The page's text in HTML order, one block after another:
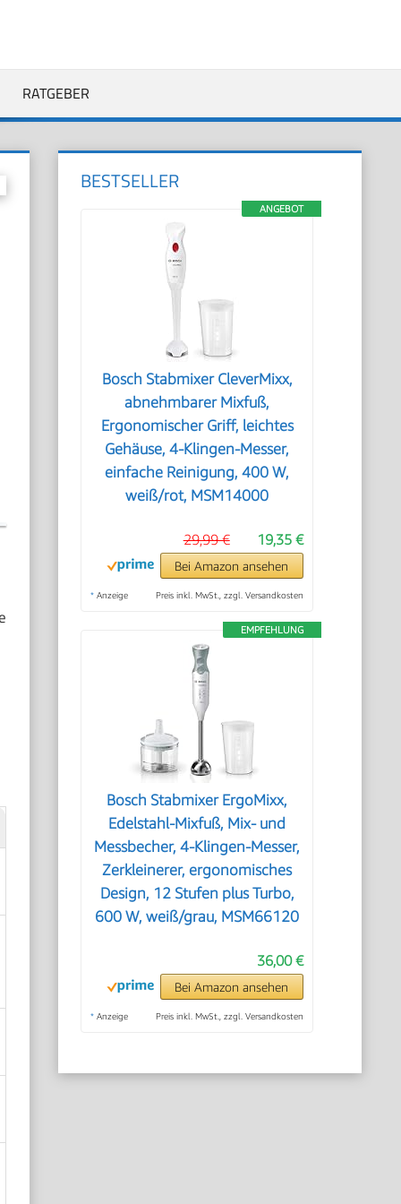
RATGEBER
BESTSELLER
ANGEBOT
Bosch Stabmixer CleverMixx,
abnehmbarer Mixfuß,
Ergonomischer Griff, leichtes
Gehäuse, 4-Klingen-Messer,
einfache Reinigung, 400 W,
weiß/rot, MSM14000
19,35 €
29,99 €
Bei Amazon ansehen
* Anzeige Preis inkl. MwSt., zzgl. Versandkosten
EMPFEHLUNG
Bosch Stabmixer ErgoMixx,
Edelstahl-Mixfuß, Mix- und
Messbecher, 4-Klingen-Messer,
Zerkleinerer, ergonomisches
Design, 12 Stufen plus Turbo,
600 W, weiß/grau, MSM66120
36,00 €
Bei Amazon ansehen
* Anzeige Preis inkl. MwSt., zzgl. Versandkosten